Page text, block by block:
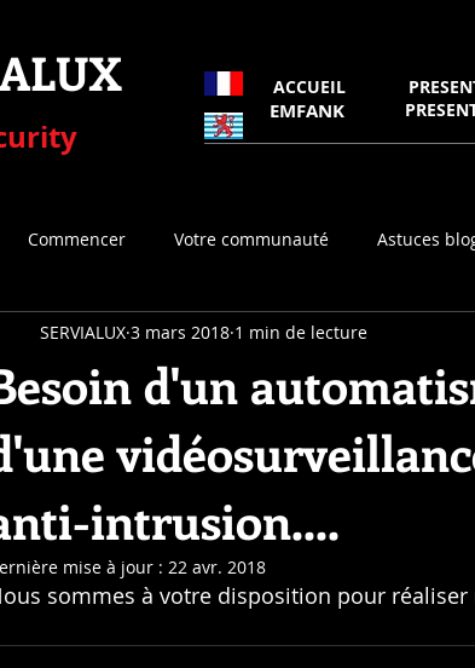
ACCUEIL
EMFANK
Commencer Votre communauté Astuces
d'un
intrusion....
SERVIALUX 3 mars 2018 1 min de lecture
mise à jour : 22 avr. 2018
sommes à votre disposition pour réaliser